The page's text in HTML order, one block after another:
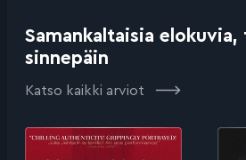
Samankaltaisia
sinnepäin
Katso kaikki arviot